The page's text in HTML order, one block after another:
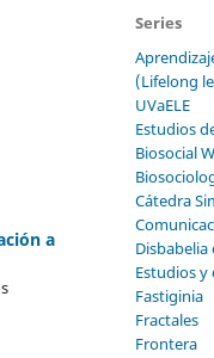
a
Series
(Lifelong
UVaELE
Estudios
Biosocial
Cátedra
Estudios
Fastiginia
Fractales
Frontera